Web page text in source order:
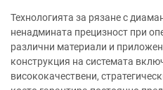
Технологията за рязане с
ненадмината прецизност при
различни материали и
конструкция на системата
висококачествени,